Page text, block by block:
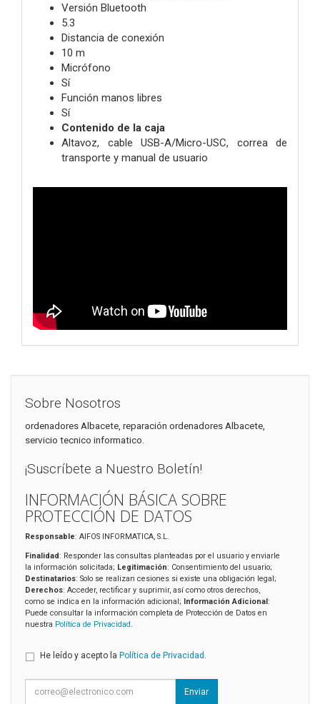
Versión Bluetooth
5.3
Distancia de conexión
10 m
Micrófono
Sí
Función manos libres
Sí
Contenido de la caja
Altavoz, cable USB-A/Micro-USC, correa de
transporte y manual de usuario
Sobre Nosotros
ordenadores Albacete, reparación ordenadores Albacete,
servicio tecnico informatico.
¡Suscríbete a Nuestro Boletín!
INFORMACIÓN BÁSICA SOBRE
PROTECCIÓN DE DATOS
Responsable: AIFOS INFORMATICA, S.L.
Finalidad: Responder las consultas planteadas por el usuario y enviarle
la información solicitada; Legitimación: Consentimiento del usuario;
Destinatarios: Solo se realizan cesiones si existe una obligación legal;
Derechos: Acceder, rectificar y suprimir, así como otros derechos,
como se indica en la información adicional; Información Adicional:
Puede consultar la información completa de Protección de Datos en
nuestra Política de Privacidad.
He leído y acepto la Política de Privacidad .
Enviar